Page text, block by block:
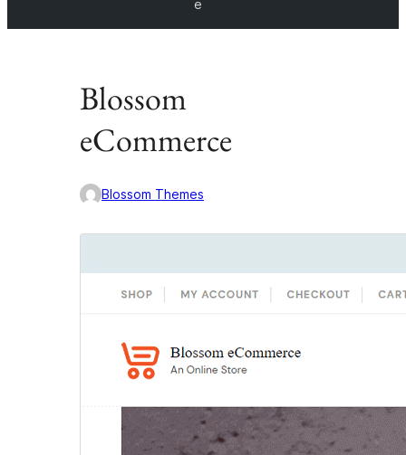
e
Blossom
eCommerce
Blossom Themes